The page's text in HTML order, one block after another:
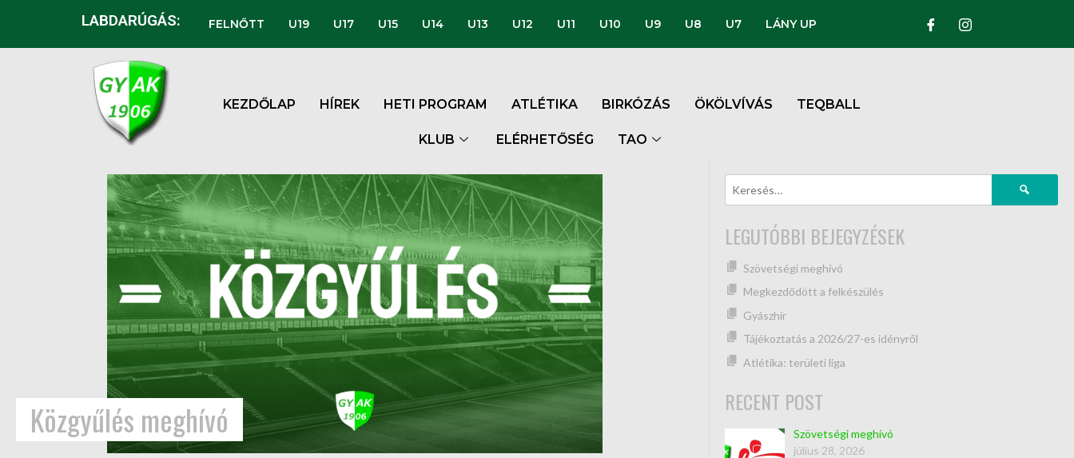
LABDARÚGÁS: FELNŐTT U19 U17 U15 U14 U13 U12 U11 U10 U9 U8 U7 LÁNY UP
KEZDŐLAP HÍREK HETI PROGRAM ATLÉTIKA BIRKÓZÁS ÖKÖLVÍVÁS TEQBALL
KLUB ELÉRHETŐSÉG TAO
Közgyűlés meghívó
LEGUTÓBBI BEJEGYZÉSEK
Szövetségi meghívó
Megkezdődött a felkészülés
Gyászhír
Tájékoztatás a 2026/27-es idényről
Atlétika: területi liga
RECENT POST
Szövetségi meghívó
július 28, 2026